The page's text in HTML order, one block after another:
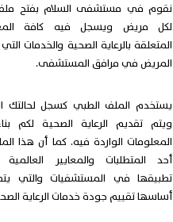
نقوم في مستشفى السلام بفتح
لكل مريض ويسجل فيه كافة
المتعلقة بالرعاية الصحية والخدمات التي
المريض في مرافق المستشفى.
يستخدم الملف الطبي كسجل لحالتك
ويتم تقديم الرعاية الصحية لكم
المعلومات الواردة فيه. كما أن هذا
أحد المتطلبات والمعايير العالمية
تطبيقها في المستشفيات والتي
أساسها تقييم جودة خدمات الرعاية